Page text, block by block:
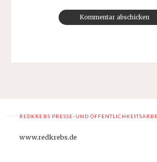
REDKREBS PRESSE-UND
www.redkrebs.de